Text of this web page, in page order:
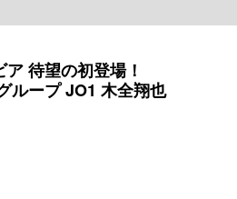
待望の初登場！
ループ JO1 木全翔也